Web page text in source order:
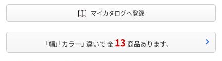
マイカタログへ登録
「幅」「カラー」 違いで 全 13 商品あります。